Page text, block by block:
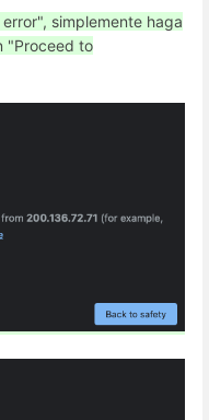
simplemente haga
"Proceed to